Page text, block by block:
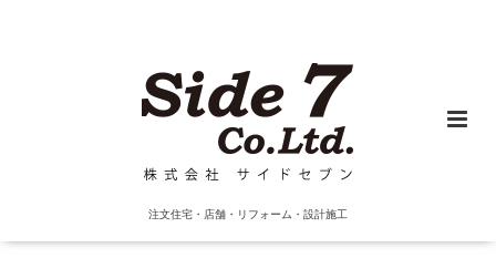
注文住宅・店舗・リフォーム・設計施工